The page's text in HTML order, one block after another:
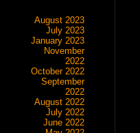
August 2023
July 2023
January 2023
November
2022
October 2022
September
2022
August 2022
July 2022
June 2022